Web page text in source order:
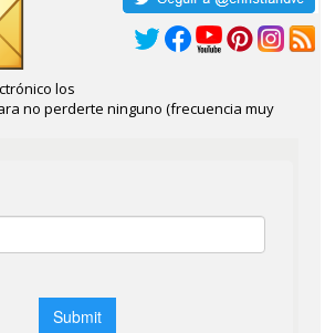
los
no perderte ninguno (frecuencia muy